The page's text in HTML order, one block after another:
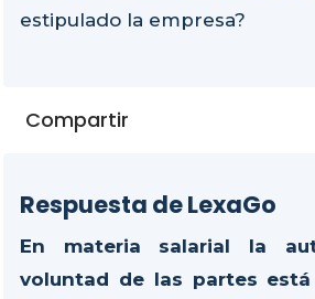
estipulado la empresa?
Compartir
Respuesta de LexaGo
En materia salarial la
voluntad de las partes